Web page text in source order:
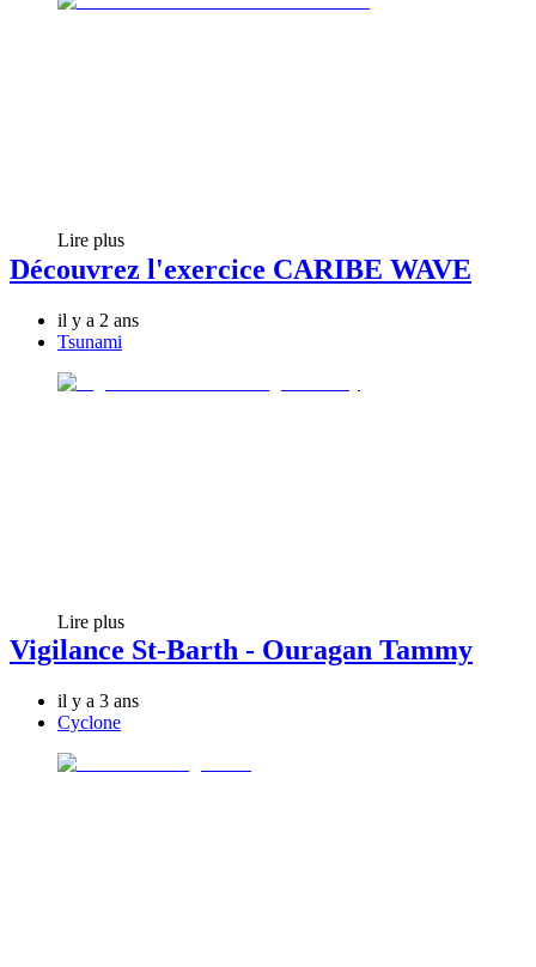
Lire plus
Découvrez l'exercice CARIBE WAVE
il y a 2 ans
Tsunami
Lire plus
Vigilance St-Barth - Ouragan Tammy
il y a 3 ans
Cyclone